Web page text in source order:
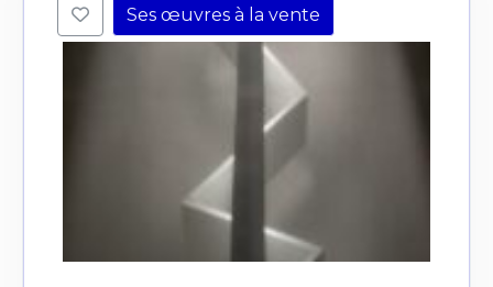
Ses œuvres à la vente